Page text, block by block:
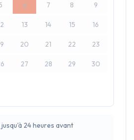
6 7 8 9
13 14 15 16
20 21 22 23
27 28 29 30
24 heures avant